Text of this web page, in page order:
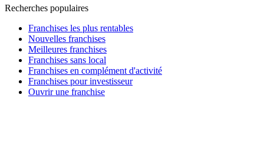
Recherches populaires
Franchises les plus rentables
Nouvelles franchises
Meilleures franchises
Franchises sans local
Franchises en complément d'activité
Franchises pour investisseur
Ouvrir une franchise